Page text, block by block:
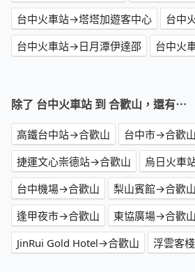
台中火車站→塔塔加遊客中心
台中
台中火車站→日月潭伊達邵
台中火
除了 台中火車站 到 合歡山，還有⋯
高鐵台中站→合歡山
台中市→合歡山
捷運文心崇德站→合歡山
烏日火車
台中機場→合歡山
梨山賓館→合歡山
逢甲夜市→合歡山
東協廣場→合歡山
JinRui Gold Hotel→合歡山
浮雲客